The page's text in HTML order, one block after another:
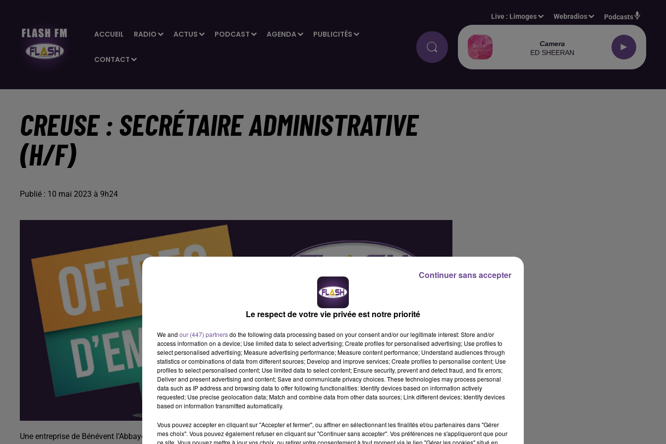
ACCUEIL RADIO ACTUS PODCAST AGENDA PUBLICITÉS
CONTACT
Live : Limoges Webradios Podcasts
Camera
ED SHEERAN
CREUSE : SECRÉTAIRE ADMINISTRATIVE
(H/F)
Publié : 10 mai 2023 à 9h24
Une entreprise de Bénévent l’Abbaye recherche une secrétaire administrative (H/F). Vos missions : accueil physique et
Le respect de votre vie privée est notre priorité
We and our (447) partnersdo the following data processing based on your consent and/or our legitimate interest: Store and/or
access information on a device; Use limited data to select advertising; Create profiles for personalised advertising; Use profiles to
select personalised advertising; Measure advertising performance; Measure content performance; Understand audiences through
statistics or combinations of data from different sources; Develop and improve services; Create profiles to personalise content; Use
profiles to select personalised content; Use limited data to select content; Ensure security, prevent and detect fraud, and fix errors;
Deliver and present advertising and content; Save and communicate privacy choices. These technologies may process personal
data such as IP address and browsing data to offer following functionalities: Identify devices based on information actively
requested; Use precise geolocation data; Match and combine data from other data sources; Link different devices; Identify devices
based on information transmitted automatically.
Vous pouvez accepter en cliquant sur "Accepter et fermer", ou affiner en sélectionnant les finalités et/ou partenaires dans "Gérer
mes choix". Vous pouvez également refuser en cliquant sur "Continuer sans accepter". Vos préférences ne s'appliqueront que pour
ce site. Vous pouvez mettre à jour vos choix, ou retirer votre consentement à tout moment via le lien "Gérer les cookies" situé en
Continuer sans accepter